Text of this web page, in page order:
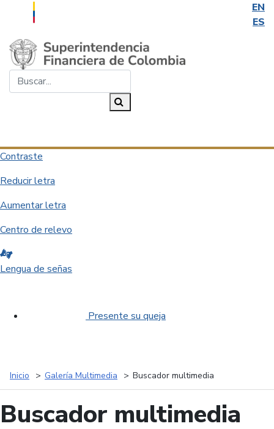
EN
ES
Saltar al contenido principal
Contraste
Reducir letra
Aumentar letra
Centro de relevo
Lengua de señas
Presente su queja
Inicio Galería Multimedia Buscador multimedia
Buscador multimedia